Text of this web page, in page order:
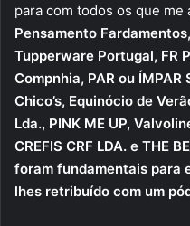
para com todos os que me
Pensamento
Tupperware Portugal, FR
Compnhia, PAR ou
Chico’s, Equinócio de
Lda., PINK ME UP,
CREFIS CRF LDA. e THE
foram fundamentais para
lhes retribuído com um